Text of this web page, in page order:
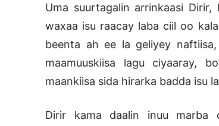
Uma suurtagalin arrinkaasi
waxaa isu raacay laba ciil oo
beenta ah ee la geliyey
maamuuskiisa lagu ciyaaray,
maankiisa sida hirarka badda isu
Dirir kama daalin inuu marba